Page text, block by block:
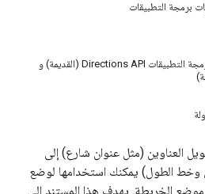
برمجة التطبيقات
تقليل وقت الاستجابة لواجهة برمجة التطبيقات Directions API (القديمة) و
العناوين (مثل عنوان شارع) إلى
وخط الطول) يمكنك استخدامها لوضع
الخريطة. يهدف هذا المستند إلى